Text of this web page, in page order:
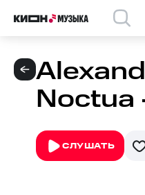
Noctua
СЛУШАТЬ